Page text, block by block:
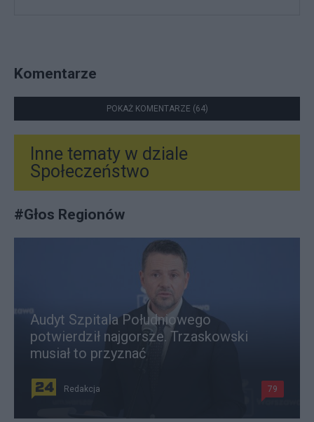
Komentarze
POKAŻ KOMENTARZE (64)
Inne tematy w dziale
Społeczeństwo
#Głos Regionów
Audyt Szpitala Południowego
potwierdził najgorsze. Trzaskowski
musiał to przyznać
Redakcja 79